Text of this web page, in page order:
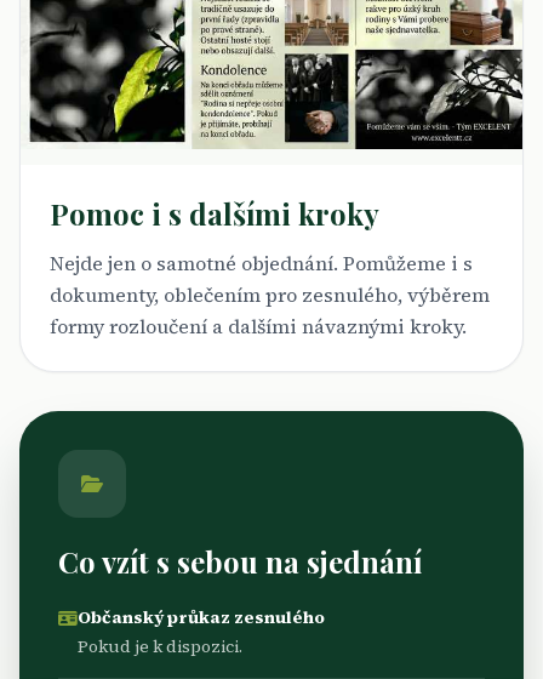
Pomoc i s dalšími kroky
Nejde jen o samotné objednání. Pomůžeme i s
dokumenty, oblečením pro zesnulého, výběrem
formy rozloučení a dalšími návaznými kroky.
Co vzít s sebou na sjednání
Občanský průkaz zesnulého
Pokud je k dispozici.